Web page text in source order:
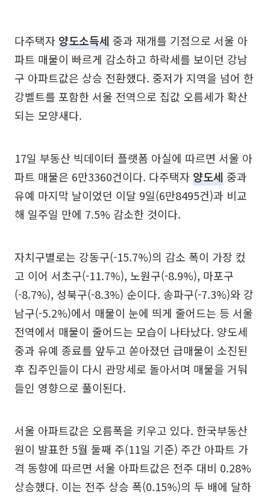
다주택자양도소득세 중과 재개를 기점으로 서울 아
파트 매물이 빠르게 감소하고 하락세를 보이던 강남
구 아파트값은 상승 전환했다. 중저가 지역을 넘어 한
강벨트를 포함한 서울 전역으로 집값 오름세가 확산
되는 모양새다.
17일 부동산 빅데이터 플랫폼 아실에 따르면 서울 아
파트 매물은 6만3360건이다. 다주택자양도세 중과
유예 마지막 날이었던 이달 9일(6만8495건)과 비교
해 일주일 만에 7.5% 감소한 것이다.
자치구별로는 강동구(-15.7%)의 감소 폭이 가장 컸
고 이어 서초구(-11.7%), 노원구(-8.9%), 마포구
(-8.7%), 성북구(-8.3%) 순이다. 송파구(-7.3%)와 강
남구(-5.2%)에서 매물이 눈에 띄게 줄어드는 등 서울
전역에서 매물이 줄어드는 모습이 나타났다. 양도세
중과 유예 종료를 앞두고 쏟아졌던 급매물이 소진된
후 집주인들이 다시 관망세로 돌아서며 매물을 거둬
들인 영향으로 풀이된다.
서울 아파트값은 오름폭을 키우고 있다. 한국부동산
원이 발표한 5월 둘째 주(11일 기준) 주간 아파트 가
격 동향에 따르면 서울 아파트값은 전주 대비 0.28%
상승했다. 이는 전주 상승 폭(0.15%)의 두 배에 달하